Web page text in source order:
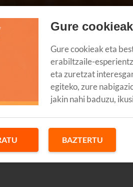
Lehenik eta behin, jakin
nabigatzeak— kosturik ba ote
roamingaren tarifak, eta aktibatu
Gure cookieak
Gure cookieak eta
erabiltzaile-
eta zuretzat
egiteko, zure
jakin nahi baduzu,
BAZTERTU